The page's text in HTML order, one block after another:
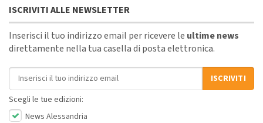
ISCRIVITI ALLE NEWSLETTER
Inserisci il tuo indirizzo email per ricevere le ultime news
direttamente nella tua casella di posta elettronica.
Indirizzo email
ISCRIVITI
Scegli le tue edizioni:
News Alessandria